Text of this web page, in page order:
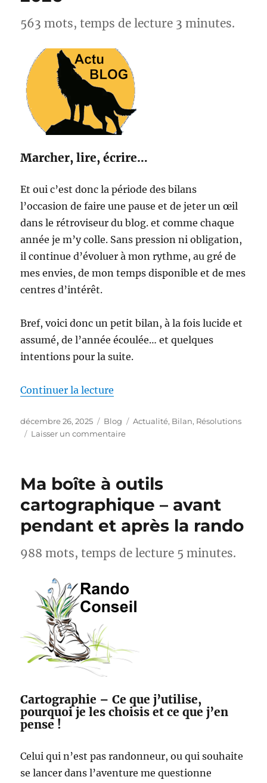
563 mots, temps de lecture 3 minutes.
Marcher, lire, écrire…
Et oui c’est donc la période des bilans
l’occasion de faire une pause et de jeter un œil
dans le rétroviseur du blog. et comme chaque
année je m’y colle. Sans pression ni obligation,
il continue d’évoluer à mon rythme, au gré de
mes envies, de mon temps disponible et de mes
centres d’intérêt.
Bref, voici donc un petit bilan, à la fois lucide et
assumé, de l’année écoulée… et quelques
intentions pour la suite.
Continuer la lecture
Publié
le
décembre 26, 2025 Catégories
Blog Étiquettes
Actualité, Bilan, Résolutions
Laisser un commentairesur
résolutions
Ma boîte à outils
cartographique – avant
pendant et après la rando
988 mots, temps de lecture 5 minutes.
Cartographie – Ce que j’utilise,
pourquoi je les choisis et ce que j’en
pense !
Celui qui n’est pas randonneur, ou qui souhaite
se lancer dans l’aventure me questionne